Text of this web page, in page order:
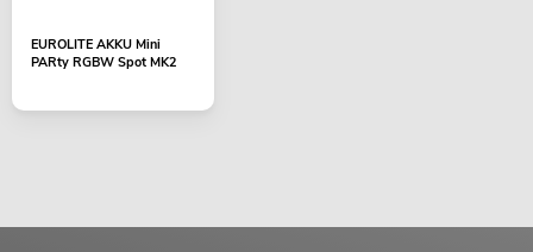
EUROLITE AKKU Mini
PARty RGBW Spot MK2